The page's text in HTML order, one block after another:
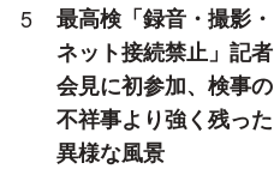
最高検「録音・撮影・
ネット接続禁止」記者
会見に初参加、検事の
不祥事より強く残った
異様な風景